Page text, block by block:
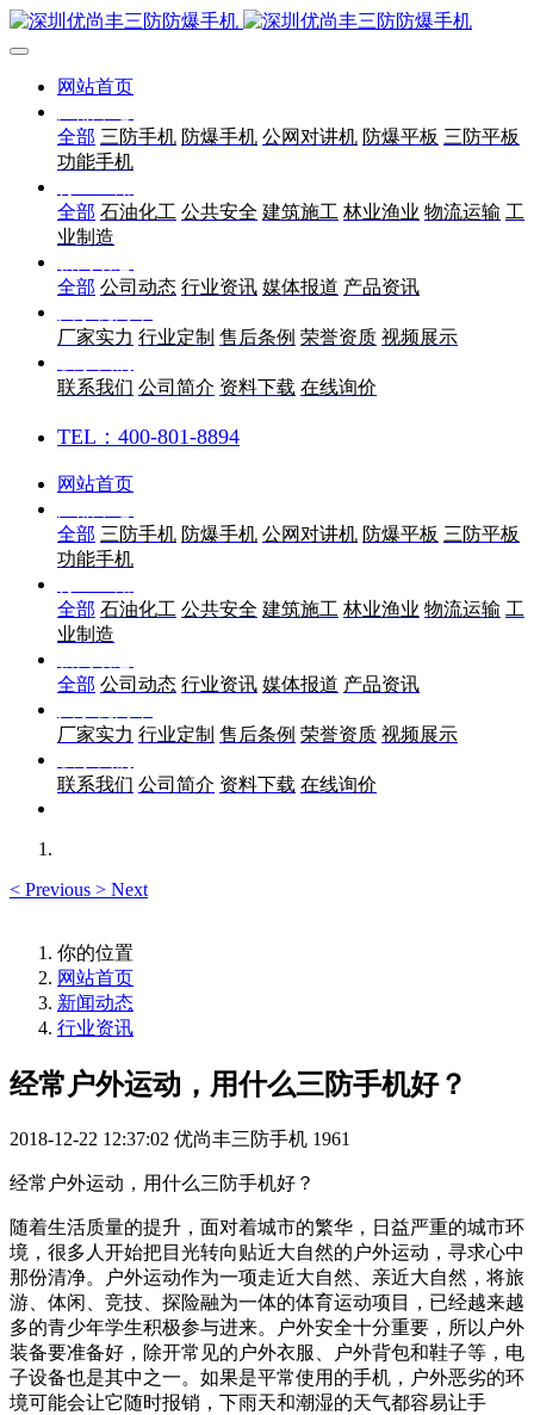
网站首页
全部 三防手机 防爆手机 公网对讲机 防爆平板 三防平板
功能手机
全部 石油化工 公共安全 建筑施工 林业渔业 物流运输 工
业制造
全部 公司动态 行业资讯 媒体报道 产品资讯
厂家实力 行业定制 售后条例 荣誉资质 视频展示
联系我们 公司简介 资料下载 在线询价
TEL：400-801-8894
网站首页
全部 三防手机 防爆手机 公网对讲机 防爆平板 三防平板
功能手机
全部 石油化工 公共安全 建筑施工 林业渔业 物流运输 工
业制造
全部 公司动态 行业资讯 媒体报道 产品资讯
厂家实力 行业定制 售后条例 荣誉资质 视频展示
联系我们 公司简介 资料下载 在线询价
< Previous > Next
你的位置
网站首页
新闻动态
行业资讯
经常户外运动，用什么三防手机好？
2018-12-22 12:37:02 优尚丰三防手机 1961
经常户外运动，用什么三防手机好？
随着生活质量的提升，面对着城市的繁华，日益严重的城市环
境，很多人开始把目光转向贴近大自然的户外运动，寻求心中
那份清净。户外运动作为一项走近大自然、亲近大自然，将旅
游、体闲、竞技、探险融为一体的体育运动项目，已经越来越
多的青少年学生积极参与进来。户外安全十分重要，所以户外
装备要准备好，除开常见的户外衣服、户外背包和鞋子等，电
子设备也是其中之一。如果是平常使用的手机，户外恶劣的环
境可能会让它随时报销，下雨天和潮湿的天气都容易让手